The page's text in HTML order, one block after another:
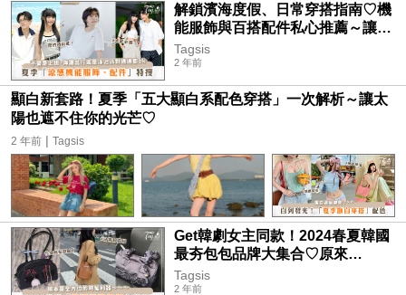
解鎖濱海度假、日常穿搭指南♡機
能服飾與百搭配件私心推薦～讓你
輕鬆打造夏季最涼、最IN造型！
Tagsis
2 年前
顯白新套路！夏季「五大顯白系配色穿搭」一次解析～讓太
陽也遮不住你的光芒♡
2 年前 | Tagsis
Get韓劇女主同款！2024春夏韓國
最夯包包品牌大集合♡原來
Jennie、許允眞同款是它們？！
Tagsis
2 年前